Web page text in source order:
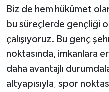
Biz de hem hükümet
bu süreçlerde gençliği
çalışıyoruz. Bu genç
noktasında, imkanlara
daha avantajlı
altyapısıyla, spor